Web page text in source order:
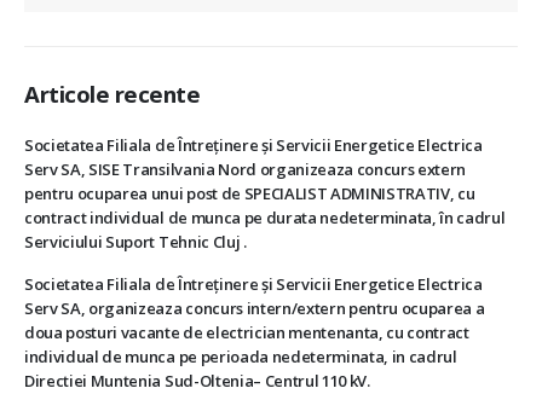
Articole recente
Societatea Filiala de Întreţinere şi Servicii Energetice Electrica
Serv SA, SISE Transilvania Nord organizeaza concurs extern
pentru ocuparea unui post de SPECIALIST ADMINISTRATIV, cu
contract individual de munca pe durata nedeterminata, în cadrul
Serviciului Suport Tehnic Cluj .
Societatea Filiala de Întreţinere şi Servicii Energetice Electrica
Serv SA, organizeaza concurs intern/extern pentru ocuparea a
doua posturi vacante de electrician mentenanta, cu contract
individual de munca pe perioada nedeterminata, in cadrul
Directiei Muntenia Sud-Oltenia– Centrul 110 kV.